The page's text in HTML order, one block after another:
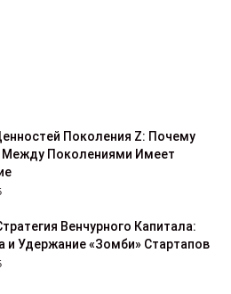
Поколения Z: Почему
Между Поколениями Имеет
Венчурного Капитала:
и Удержание «Зомби» Стартапов